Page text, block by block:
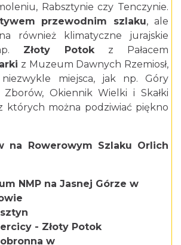
Rabsztynie czy Tenczynie.
przewodnim szlaku, ale
również klimatyczne jurajskie
Złoty Potokz Pałacem
z Muzeum Dawnych Rzemiosł,
miejsca, jak np. Góry
Zborów, Okiennik Wielki i Skałki
których można podziwiać piękno
na Rowerowym Szlaku Orlich
NMP na Jasnej Górze w
- Złoty Potok
w